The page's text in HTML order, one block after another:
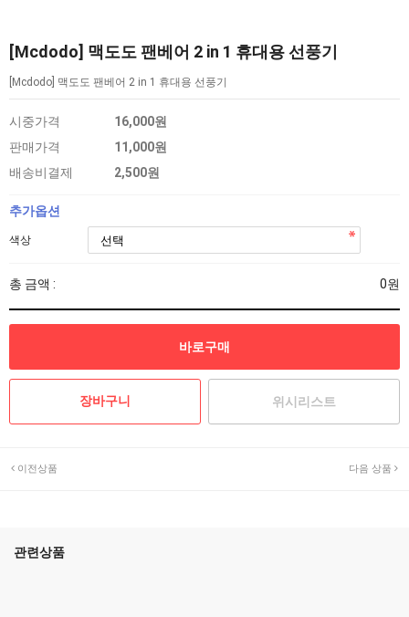
[Mcdodo] 맥도도 팬베어 2 in 1 휴대용 선풍기
[Mcdodo] 맥도도 팬베어 2 in 1 휴대용 선풍기
시중가격
16,000원
판매가격
11,000원
배송비결제
2,500원
추가옵션
색상
총 금액 : 0원
위시리스트
이전상품 다음 상품
관련상품